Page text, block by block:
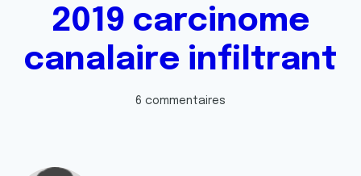
2019 carcinome
canalaire infiltrant
6 commentaires